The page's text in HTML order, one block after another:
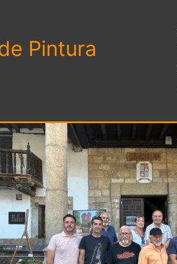
Pintura